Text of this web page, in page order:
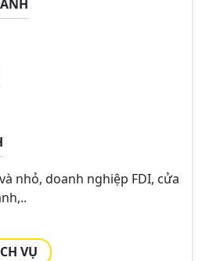
nhỏ, doanh nghiệp FDI, cửa
VỤ